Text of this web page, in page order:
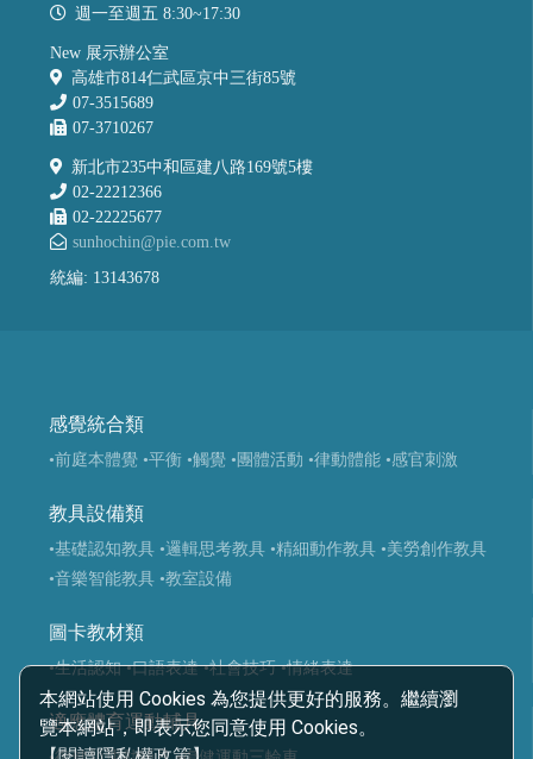
本網站使用 Cookies 為您提供更好的服務。繼續瀏
覽本網站，即表示您同意使用 Cookies。
週一至週五 8:30~17:30
New 展示辦公室
高雄市814仁武區京中三街85號
07-3515689
07-3710267
新北市235中和區建八路169號5樓
02-22212366
02-22225677
sunhochin@pie.com.tw
統編: 13143678
感覺統合類
•前庭本體覺 •平衡 •觸覺 •團體活動 •律動體能 •感官刺激
教具設備類
•基礎認知教具 •邏輯思考教具 •精細動作教具 •美勞創作教具
•音樂智能教具 •教室設備
圖卡教材類
•生活認知 •口語表達 •社會技巧 •情緒表達
適應體育運動輔具